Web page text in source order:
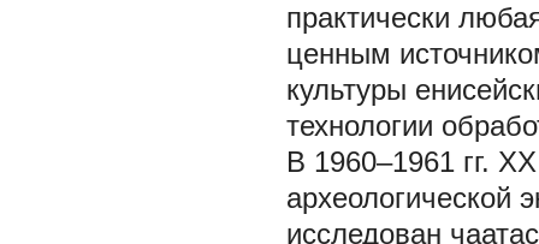
практически
ценным
культуры
технологии
В 1960–1961 гг.
археологической
исследован